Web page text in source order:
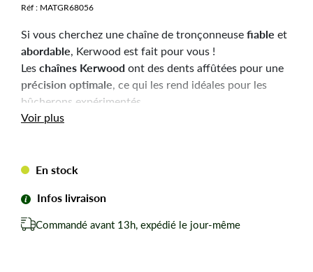
Réf : MATGR68056
Si vous cherchez une chaîne de tronçonneusefiable et
abordable, Kerwood est fait pour vous !
Leschaînes Kerwoodont des dents affûtées pour une
précision optimale, ce qui les rend idéales pour les
bûcherons expérimentés.
Durabilité
Chaîne tronçonneuse Kerwood pour amateurs avertis
du bûcheronnage.
Pour SHINDAIWA A180B.
Voir plus
En stock
Infos livraison
Commandé avant 13h, expédié le jour-même